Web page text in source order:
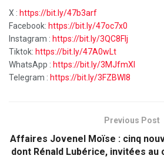
X : https://bit.ly/47b3arf
Facebook: https://bit.ly/47oc7x0
Instagram : https://bit.ly/3QC8FIj
Tiktok: https://bit.ly/47A0wLt
WhatsApp : https://bit.ly/3MJfmXI
Telegram : https://bit.ly/3FZBWI8
Previous Post
Affaires Jovenel Moïse : cinq
dont Rénald Lubérice, invitées au